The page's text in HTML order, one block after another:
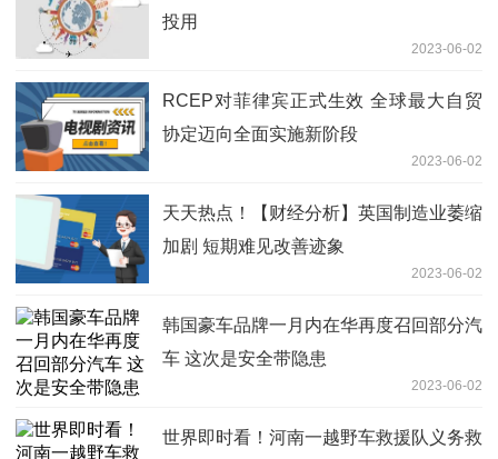
投用
2023-06-02
RCEP对菲律宾正式生效 全球最大自贸
协定迈向全面实施新阶段
2023-06-02
天天热点！【财经分析】英国制造业萎缩
加剧 短期难见改善迹象
2023-06-02
韩国豪车品牌一月内在华再度召回部分汽
车 这次是安全带隐患
2023-06-02
世界即时看！河南一越野车救援队义务救